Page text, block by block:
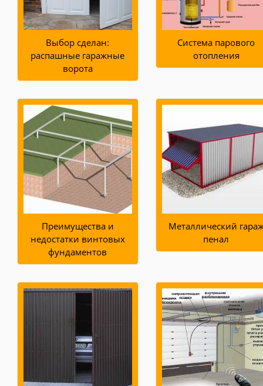
Выбор сделан:
распашные гаражные
ворота
Система парового
отопления
Преимущества и
недостатки винтовых
фундаментов
Металлический
пенал